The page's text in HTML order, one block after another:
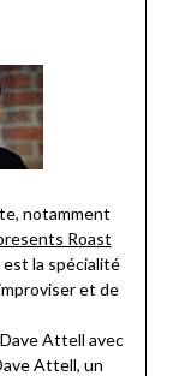
notamment
Roast
est la spécialité
et de
Attell avec
Attell, un